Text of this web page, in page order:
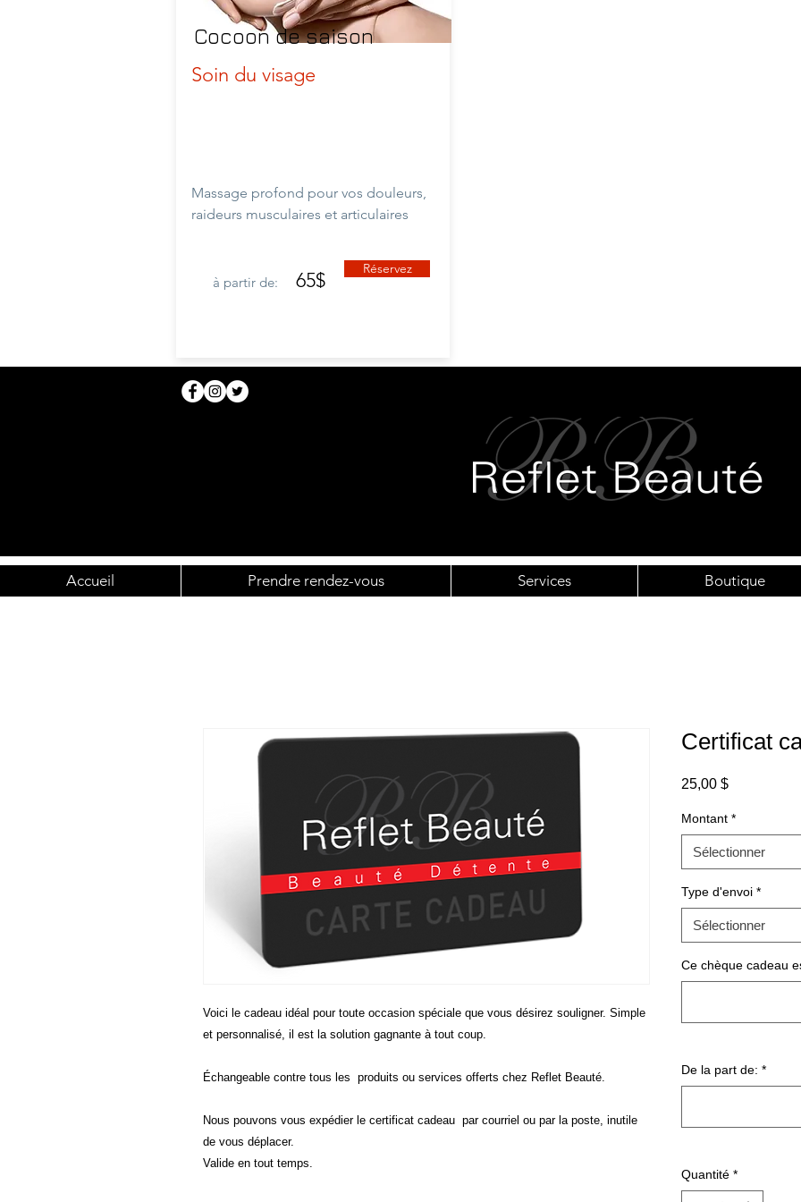
Cocoon de saison
Soin du visage
Massage profond pour vos douleurs,
raideurs musculaires et articulaires
à partir de: 65$ Réservez
Accueil Prendre rendez-vous Services Boutique
Voici le cadeau idéal pour toute occasion spéciale que vous désirez souligner. Simple
et personnalisé, il est la solution gagnante à tout coup.
Échangeable contre tous les produits ou services offerts chez Reflet Beauté.
Nous pouvons vous expédier le certificat cadeau par courriel ou par la poste, inutile
de vous déplacer.
Valide en tout temps.
Certificat
25,00 $Prix
Montant *
Sélectionner
Type d'envoi *
Sélectionner
Ce chèque cadeau
De la part de: *
Quantité *